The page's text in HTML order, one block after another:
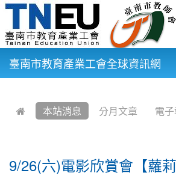
臺南市教育產業工會全球資訊網
本站消息 分月文章 電
9/26(六)電影欣賞會【蘿莉